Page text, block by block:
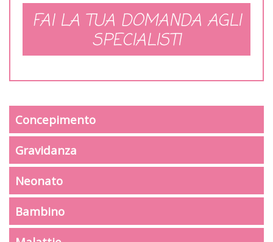
FAI LA TUA DOMANDA AGLI
SPECIALISTI
Concepimento
Gravidanza
Neonato
Bambino